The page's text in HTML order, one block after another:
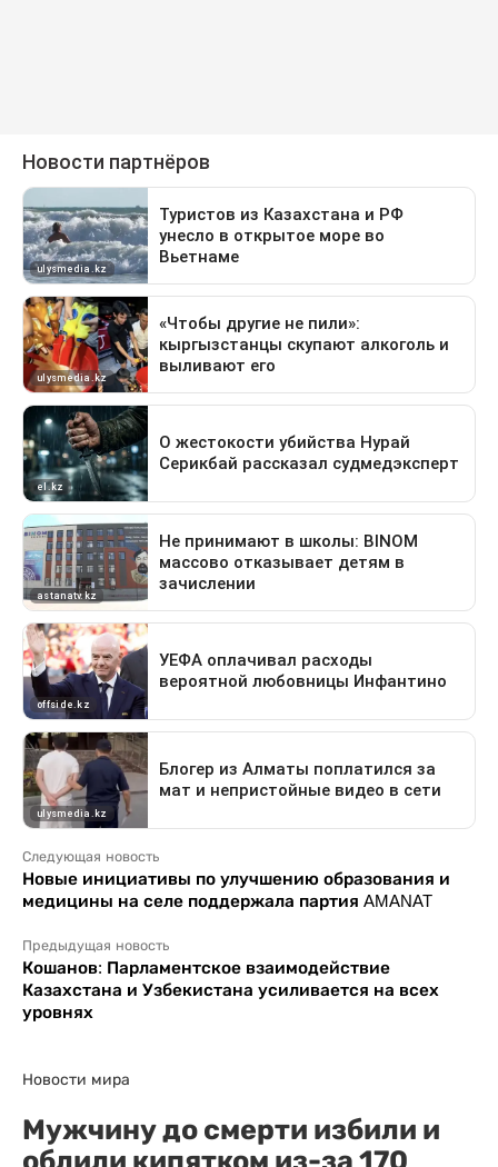
Следующая новость
Новые инициативы по улучшению образования и
медицины на селе поддержала партия AMANAT
Предыдущая новость
Кошанов: Парламентское взаимодействие
Казахстана и Узбекистана усиливается на всех
уровнях
Новости мира
Мужчину до смерти избили и